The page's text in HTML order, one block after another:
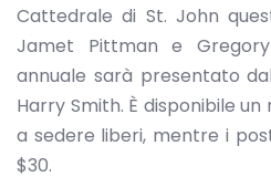
Cattedrale di St. John
Jamet Pittman e
annuale sarà presentato
Harry Smith. È disponibile
a sedere liberi, mentre i
$30.